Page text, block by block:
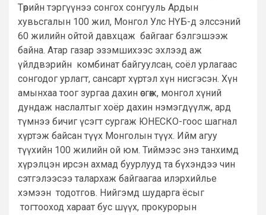
Төрийн тэргүүнээ сонгох сонгууль Ардын
хувьсгалын 100 жил, Монгол Улс НҮБ-д элссэний
60 жилийн ойтой давхцаж байгааг бэлгэшээж
байна. Атар газар эзэмшихээс эхлээд аж
үйлдвэрийн комбинат байгуулсан, соёл урлагаас
сонгодог урлагт, сансарт хүртэл хүн нисгэсэн. Хүн
амынхаа тоог зургаа дахин өсгөж, монгол хүний
дундаж наслалтыг хоёр дахин нэмэгдүүлж, ард
түмнээ бичиг үсэгт сургаж ЮНЕСКО-гоос шагнал
хүртэж байсан түүх Монголын түүх. Ийм агуу
түүхийн 100 жилийн ой юм. Тиймээс энэ танхимд
хүрэлцэн ирсэн ахмад буурлууд та бүхэндээ чин
сэтгэлээсээ талархаж байгаагаа илэрхийлье
хэмээн тодотгов. Нийгэмд шударга ёсыг
тогтооход хараат бус шүүх, прокурорын